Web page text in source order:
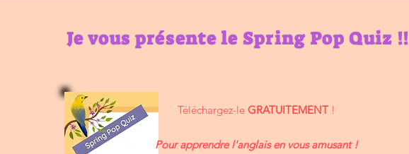
Je vous présente le Spring Pop Quiz !!
Téléchargez-le GRATUITEMENT!
Pour apprendre l'anglais en vous amusant !